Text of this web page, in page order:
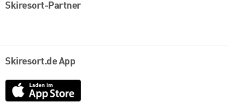
Skiresort-Partner
Skiresort.de App
App
Store